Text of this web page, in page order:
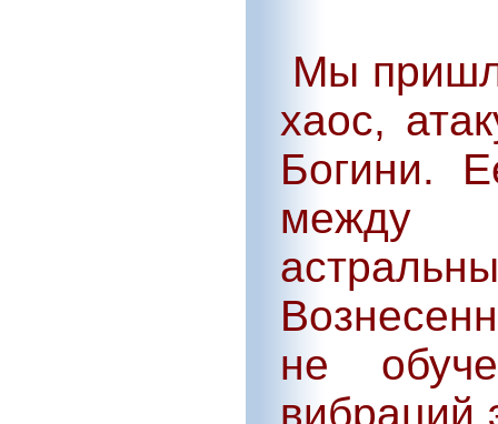
Мы
хаос,
Богини.
между
не
вибраций